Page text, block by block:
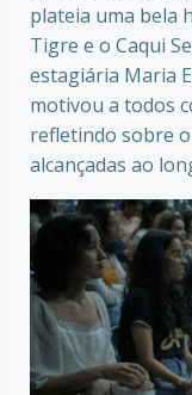
plateia uma bela
Tigre e o Caqui
estagiária Maria
motivou a todos
refletindo sobre
alcançadas ao